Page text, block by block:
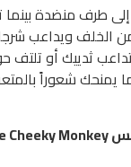
طرف منضدة بينما
الخلف ويداعب
ثدييك أو
شعوراً